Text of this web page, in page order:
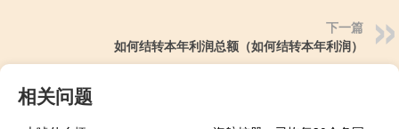
下一篇
如何结转本年利润总额（如何结转本年利润）
相关问题